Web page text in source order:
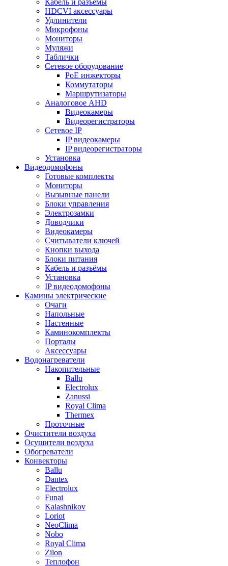
Кабель и разъёмы
HDCVI аксессуары
Удлинители
Микрофоны
Мониторы
Муляжи
Таблички
Сетевое оборудование
PoE инжекторы
Коммутаторы
Маршрутизаторы
Аналоговое AHD
Видеокамеры
Видеорегистраторы
Сетевое IP
IP видеокамеры
IP видеорегистраторы
Установка
Видеодомофоны
Готовые комплекты
Мониторы
Вызывные панели
Блоки управления
Электрозамки
Доводчики
Видеокамеры
Считыватели ключей
Кнопки выхода
Блоки питания
Кабель и разъёмы
Установка
IP видеодомофоны
Камины электрические
Очаги
Напольные
Настенные
Каминокомплекты
Порталы
Аксессуары
Водонагреватели
Накопительные
Ballu
Electrolux
Zanussi
Royal Clima
Thermex
Проточные
Очистители воздуха
Осушители воздуха
Обогреватели
Конвекторы
Ballu
Dantex
Electrolux
Funai
Kalashnikov
Loriot
NeoClima
Nobo
Royal Clima
Zilon
Теплофон